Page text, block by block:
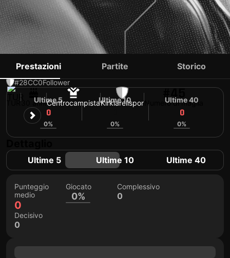
CANER KOCA
#28CC0Follower
30 anniCentrocampistaKırklarelispor Numero di maglia
Prestazioni Partite Storico
Ultime 5
0
0%
Ultime 10
0%
Ultime 40
0
0%
Ultime 5 Ultime 10 Ultime 40
Punteggio
medio
0
Giocato
0%
Complessivo
0
Decisivo
0